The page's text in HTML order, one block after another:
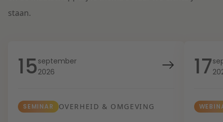
staan.
15september
2026
SEMINAR OVERHEID & OMGEVING
17